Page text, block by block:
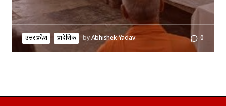
उत्तर प्रदेश प्रादेशिक byAbhishek Yadav 0